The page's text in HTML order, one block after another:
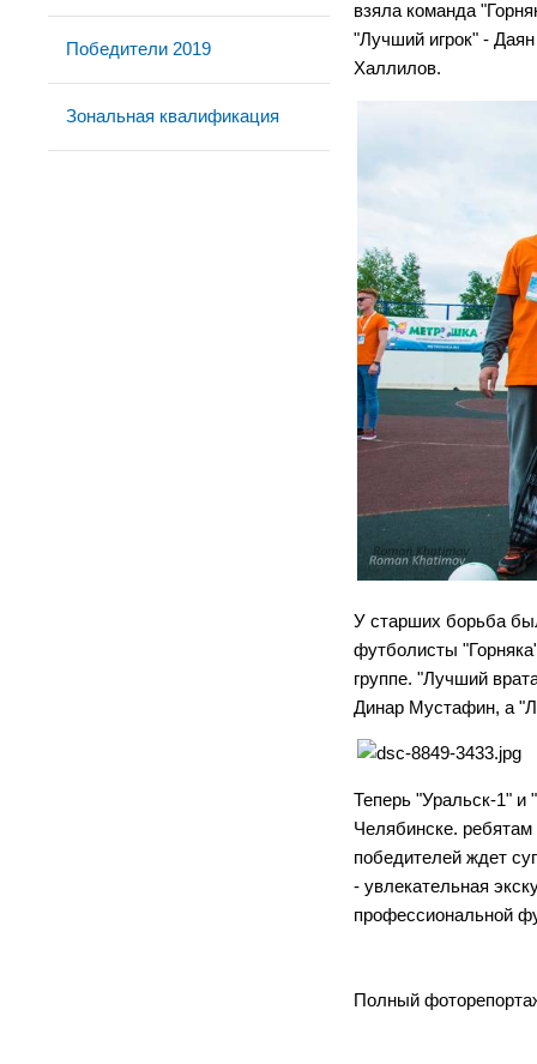
Победители 2019
Зональная квалификация
взяла команда
"Лучший игрок" -
Халлилов.
У старших борьба
футболисты
группе. "Лучший
Динар Мустафин, а
Теперь "Уральск-1" и
Челябинске.
победителей ждет
- увлекательная
профессиональной
Полный